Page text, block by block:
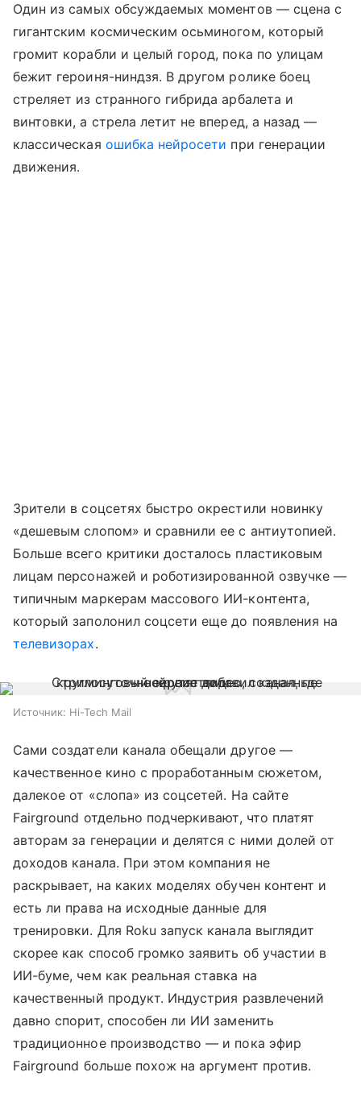
Один из самых обсуждаемых моментов — сцена с
гигантским космическим осьминогом, который
громит корабли и целый город, пока по улицам
бежит героиня-ниндзя. В другом ролике боец
стреляет из странного гибрида арбалета и
винтовки, а стрела летит не вперед, а назад —
классическая ошибка нейросети при генерации
движения.
Зрители в соцсетях быстро окрестили новинку
«дешевым слопом» и сравнили ее с антиутопией.
Больше всего критики досталось пластиковым
лицам персонажей и роботизированной озвучке —
типичным маркерам массового ИИ-контента,
который заполонил соцсети еще до появления на
телевизорах.
Источник: Hi-Tech Mail
Сами создатели канала обещали другое —
качественное кино с проработанным сюжетом,
далекое от «слопа» из соцсетей. На сайте
Fairground отдельно подчеркивают, что платят
авторам за генерации и делятся с ними долей от
доходов канала. При этом компания не
раскрывает, на каких моделях обучен контент и
есть ли права на исходные данные для
тренировки. Для Roku запуск канала выглядит
скорее как способ громко заявить об участии в
ИИ-буме, чем как реальная ставка на
качественный продукт. Индустрия развлечений
давно спорит, способен ли ИИ заменить
традиционное производство — и пока эфир
Fairground больше похож на аргумент против.